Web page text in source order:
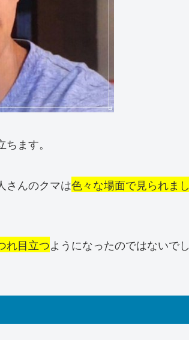
ます。
さんのクマは色々な場面で見られまし
れ目立つようになったのではないでし